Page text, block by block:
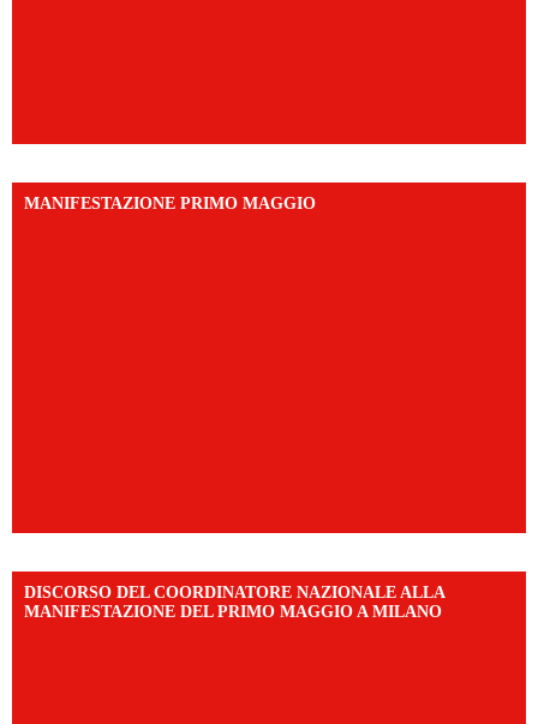
MANIFESTAZIONE PRIMO MAGGIO
DISCORSO DEL COORDINATORE NAZIONALE ALLA
MANIFESTAZIONE DEL PRIMO MAGGIO A MILANO